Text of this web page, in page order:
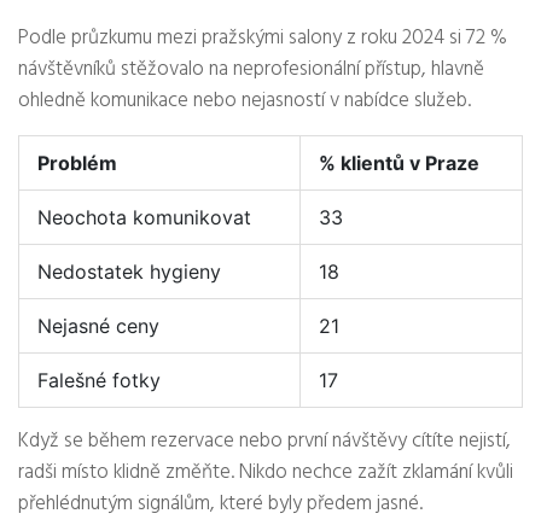
Podle průzkumu mezi pražskými salony z roku 2024 si 72 %
návštěvníků stěžovalo na neprofesionální přístup, hlavně
ohledně komunikace nebo nejasností v nabídce služeb.
Problém % klientů v Praze
Neochota komunikovat 33
Nedostatek hygieny 18
Nejasné ceny 21
Falešné fotky 17
Když se během rezervace nebo první návštěvy cítíte nejistí,
radši místo klidně změňte. Nikdo nechce zažít zklamání kvůli
přehlédnutým signálům, které byly předem jasné.